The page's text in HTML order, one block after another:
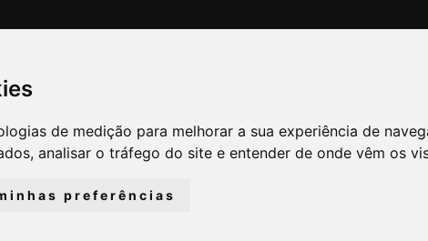
de medição para melhorar a sua experiência de
analisar o tráfego do site e entender de onde vêm os
preferências
Início Soluções Notícias Contactos
base